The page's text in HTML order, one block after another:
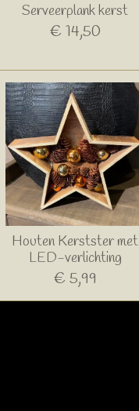
Serveerplank kerst
€ 14,50
Houten Kerstster met
LED-verlichting
€ 5,99